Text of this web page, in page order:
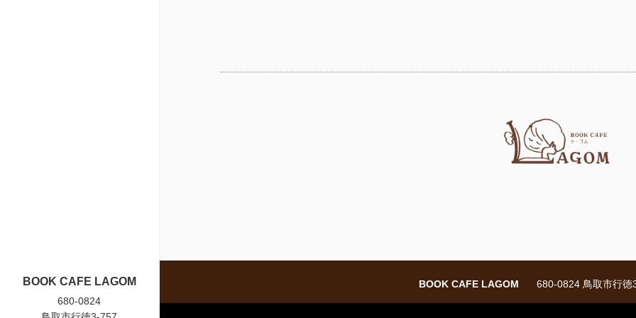
BOOK CAFE LAGOM
680-0824
BOOK CAFE LAGOM 680-0824 鳥取市行徳